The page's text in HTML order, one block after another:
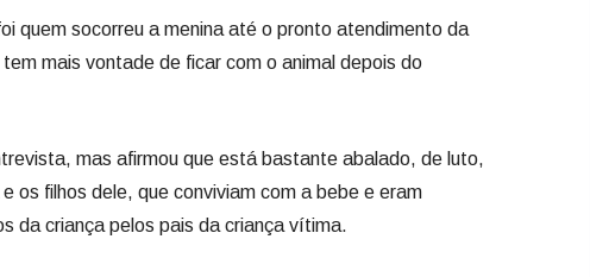
quem socorreu a menina até o pronto atendimento da
mais vontade de ficar com o animal depois do
mas afirmou que está bastante abalado, de luto,
os filhos dele, que conviviam com a bebe e eram
da criança pelos pais da criança vítima.